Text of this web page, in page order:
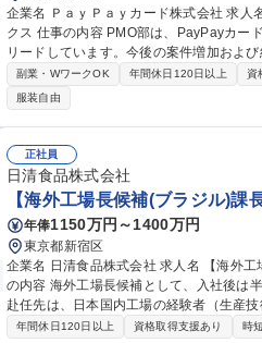
企業名 ＰａｙＰａｙカード株式会社 求人名 PMO（プロジェクトマネジメントオフィス）/リモート可×フルフレッ
クス 仕事の内容 PMO部は、PayPayカードの事業戦略実現に向けて戦略と実行を接続するため、全社横断案件を
リードしています。今後の案件増加およ
します。 私たちが目指しているのは、単なる「プロジェクト管理部門」ではありません。事業戦略に紐づく重点
施策の推進/複数部門を横断する大規模プ
ロセスの高度化を通じて、事業成長を加
し、ステークホルダーを巻き込みながら推進いただくこと
ジメントオフィス）/リモート可×フルフレ
副業・WワークOK 年間休日120日以上 資
服装自由
正社員
日清食品株式会社
【海外工場長候補(ブラジル)
年俸1150万円～1400万円
東京都新宿区
企業名 日清食品株式会社 求人名 【海外工場長候補(ブラジル)課長～次長】グローバル強化中/海外で活躍◎ 仕事
の内容 海外工場長候補として、入社後は
赴任先は、日本国内工場の経験者（生産
【具体的な業務内容】 ■工場マネージメ
年間休日120日以上 資格取得支援あり 時